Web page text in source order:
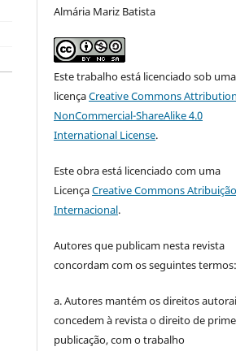
Almária Mariz Batista
Este trabalho está licenciado sob uma
licençaCreative Commons
NonCommercial-ShareAlike 4.0
International License.
Este obra está licenciado com uma
LicençaCreative Commons
Internacional.
Autores que publicam nesta revista
concordam com os seguintes termos:
a. Autores mantém os direitos
concedem à revista o direito de
publicação, com o trabalho